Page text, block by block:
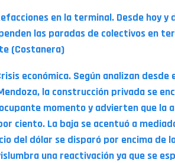
en la terminal. Desde hoy y
las paradas de colectivos en
(Costanera)
económica. Según analizan
la construcción privada se
momento y advierten que la
ciento. La baja se acentuó a
del dólar se disparó por encima de
una reactivación ya que se